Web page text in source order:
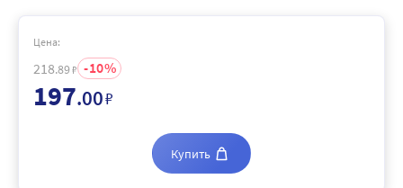
Цена:
218.89₽ 10
197.00₽
Купить